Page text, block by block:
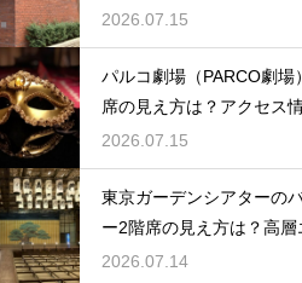
きるベストポジションを紹
2026.07.15
パルコ劇場（PARCO劇場
席の見え方は？アクセス
場の特徴も徹底紹介
2026.07.15
東京ガーデンシアターの
ー2階席の見え方は？高層
からの視界と音響をチェッ
2026.07.14